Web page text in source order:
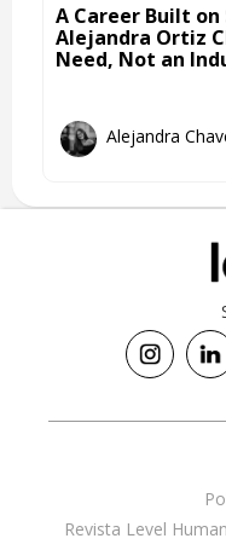
A Career Built
Alejandra Ortiz
Need, Not an
Alejandra
Revista Level